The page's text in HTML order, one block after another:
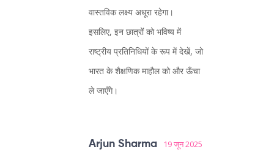
वास्तविक लक्ष्य अधूरा रहेगा।
इसलिए, इन छात्रों को भविष्य में
राष्ट्रीय प्रतिनिधियों के रूप में देखें, जो
भारत के शैक्षणिक माहौल को और ऊँचा
ले जाएँगे।
Arjun Sharma 19 जून 2025